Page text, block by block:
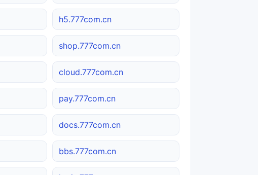
h5.777com.cn
shop.777com.cn
cloud.777com.cn
pay.777com.cn
docs.777com.cn
bbs.777com.cn